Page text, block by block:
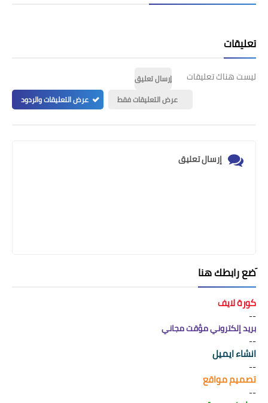
تعليقات
ليست هناك تعليقات
إرسال تعليق
عرض التعليقات فقط
عرض التعليقات والردود
إرسال تعليق
َضع رابطك هنا
كورة لايف
--
بريد إلكتروني مؤقت مجاني
--
انشاء ايميل
--
تصميم مواقع
--